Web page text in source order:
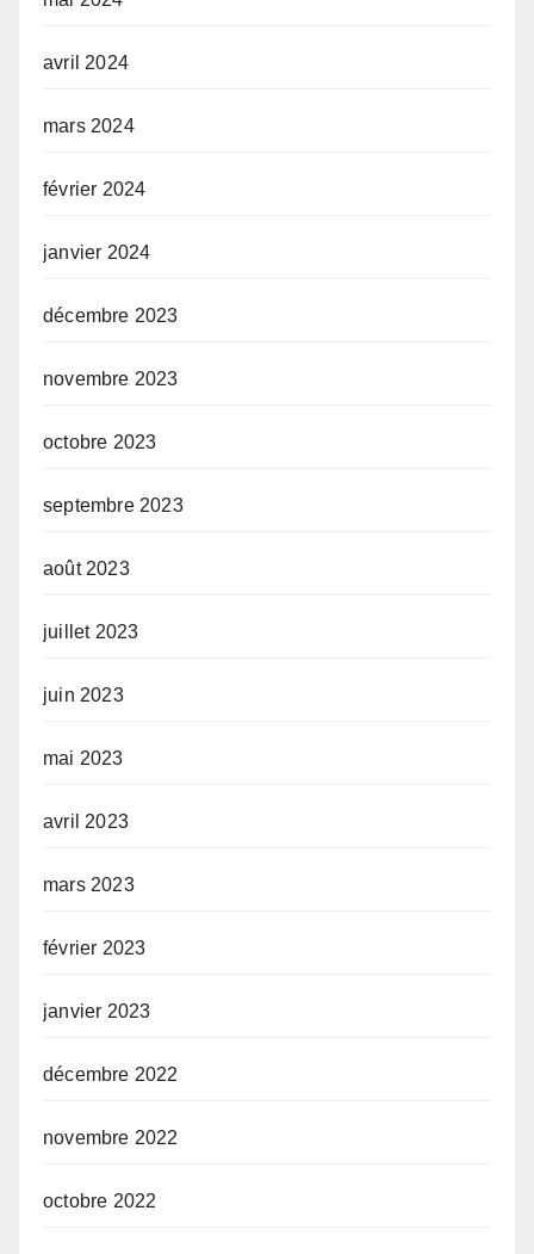
avril 2024
mars 2024
février 2024
janvier 2024
décembre 2023
novembre 2023
octobre 2023
septembre 2023
août 2023
juillet 2023
juin 2023
mai 2023
avril 2023
mars 2023
février 2023
janvier 2023
décembre 2022
novembre 2022
octobre 2022